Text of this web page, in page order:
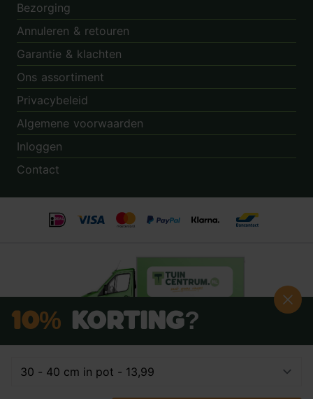
Bezorging
Annuleren & retouren
Garantie & klachten
Ons assortiment
Privacybeleid
Algemene voorwaarden
Inloggen
Contact
© 2014 - 2026 - Tuincentrum.nl B.V.
10% Korting?